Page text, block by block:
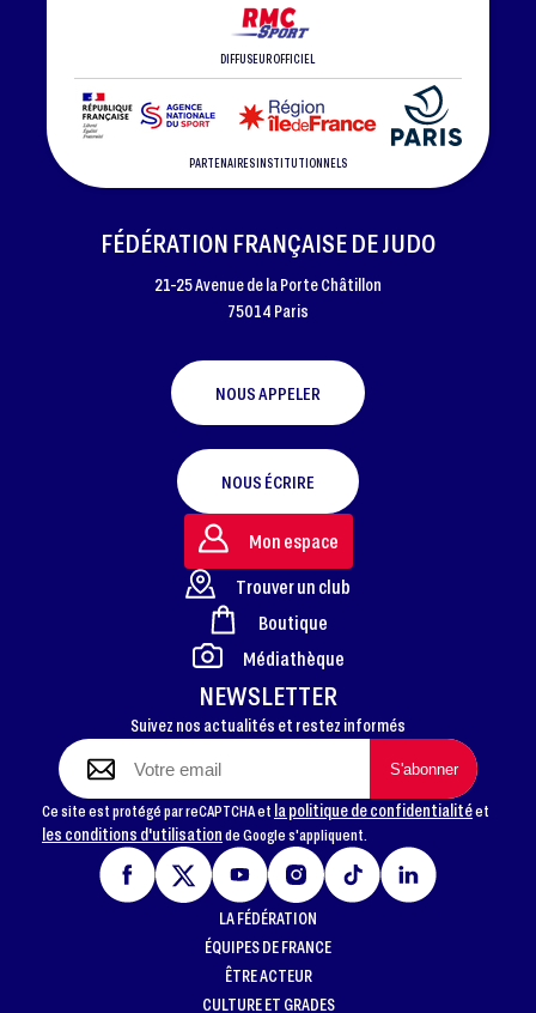
DIFFUSEUR OFFICIEL
PARTENAIRES INSTITUTIONNELS
FOOTER
FÉDÉRATION FRANÇAISE DE JUDO
21-25 Avenue de la Porte Châtillon
75014 Paris
NOUS APPELER
NOUS ÉCRIRE
NEWSLETTER
Suivez nos actualités et restez informés
Ce site est protégé par reCAPTCHA et la politique de confidentialitéet
les conditions d'utilisationde Google s'appliquent.
Mon espace
Trouver un club
Boutique
Médiathèque
LA FÉDÉRATION
ÉQUIPES DE FRANCE
ÊTRE ACTEUR
CULTURE ET GRADES